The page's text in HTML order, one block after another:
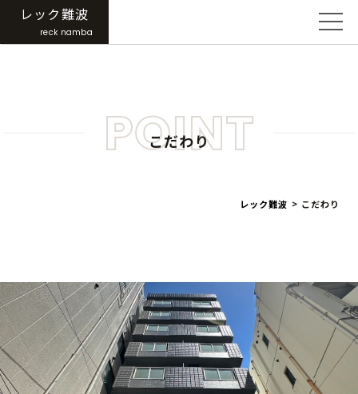
レック難波
reck namba
POINT
こだわり
レック難波 > こだわり